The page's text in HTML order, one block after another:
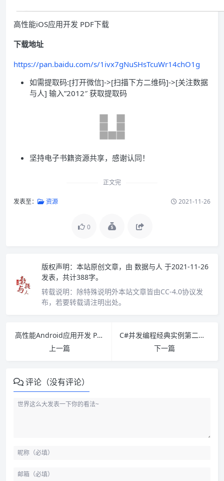
高性能iOS应用开发 PDF下载
下载地址
https://pan.baidu.com/s/1ivx7gNuSHsTcuWr14chO1g
如需提取码:[打开微信]->[扫描下方二维码]->[关注数据
与人] 输入”2012″ 获取提取码
坚持电子书籍资源共享，感谢认同！
正文完
发表至： 资源 2021-11-26
0
版权声明： 本站原创文章，由 数据与人 于2021-11-26
发表，共计388字。
转载说明： 除特殊说明外本站文章皆由CC-4.0协议发
布，若要转载请注明出处。
高性能Android应用开发 PDF下载
上一篇
C#并发编程经典实例第二版 pdf下载
下一篇
评论（没有评论）